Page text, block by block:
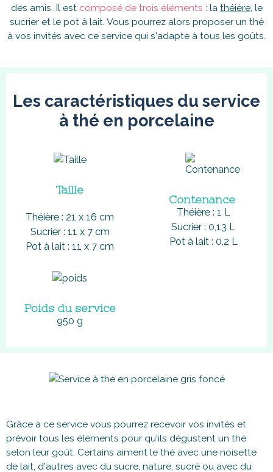
des amis. Il est composé de trois éléments : la théière, le
sucrier et le pot à lait. Vous pourrez alors proposer un thé
à vos invités avec ce service qui s'adapte à tous les goûts.
Les caractéristiques du service
à thé en porcelaine
Taille
Théière : 21 x 16 cm
Sucrier : 11 x 7 cm
Pot à lait : 11 x 7 cm
Contenance
Théière : 1 L
Sucrier : 0,13 L
Pot à lait : 0,2 L
Poids du service
950 g
Grâce à ce service vous pourrez recevoir vos invités et
prévoir tous les éléments pour qu'ils dégustent un thé
selon leur goût. Certains aiment le thé avec une noisette
de lait, d'autres avec du sucre, nature, sucré ou avec du